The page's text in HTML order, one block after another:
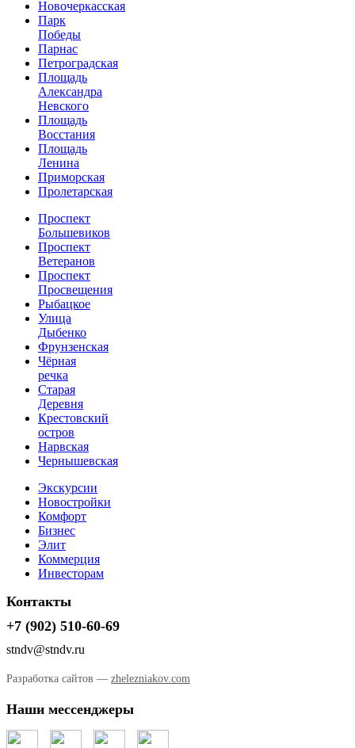
Новочеркасская
Парк
Победы
Парнас
Петроградская
Площадь
Александра
Невского
Площадь
Восстания
Площадь
Ленина
Приморская
Пролетарская
Проспект
Большевиков
Проспект
Ветеранов
Проспект
Просвещения
Рыбацкое
Улица
Дыбенко
Фрунзенская
Чёрная
речка
Старая
Деревня
Крестовский
остров
Нарвская
Чернышевская
Экскурсии
Новостройки
Комфорт
Бизнес
Элит
Коммерция
Инвесторам
Контакты
+7 (902) 510-60-69
stndv@stndv.ru
Разработка сайтов — zhelezniakov.com
Наши мессенджеры